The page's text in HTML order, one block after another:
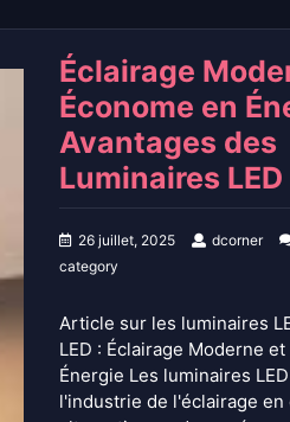
Éclairage
Économe en
Avantages des
Luminaires LED
26 juillet, 2025 dcorner
category
Article sur les luminaires
LED : Éclairage Moderne
Énergie Les luminaires
l'industrie de l'éclairage en